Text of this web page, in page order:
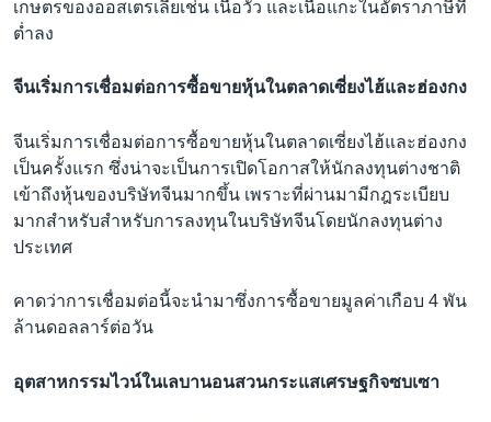
เกษตรของออสเตรเลียเช่น เนื้อวัว และเนื้อแกะในอัตราภาษีที่
ต่ำลง
จีนเริ่มการเชื่อมต่อการซื้อขายหุ้นในตลาดเซี่ยงไฮ้และฮ่องกง
จีนเริ่มการเชื่อมต่อการซื้อขายหุ้นในตลาดเซี่ยงไฮ้และฮ่องกง
เป็นครั้งแรก ซึ่งน่าจะเป็นการเปิดโอกาสให้นักลงทุนต่างชาติ
เข้าถึงหุ้นของบริษัทจีนมากขึ้น เพราะที่ผ่านมามีกฎระเบียบ
มากสำหรับสำหรับการลงทุนในบริษัทจีนโดยนักลงทุนต่าง
ประเทศ
คาดว่าการเชื่อมต่อนี้จะนำมาซึ่งการซื้อขายมูลค่าเกือบ 4 พัน
ล้านดอลลาร์ต่อวัน
อุตสาหกรรมไวน์ในเลบานอนสวนกระแสเศรษฐกิจซบเซา